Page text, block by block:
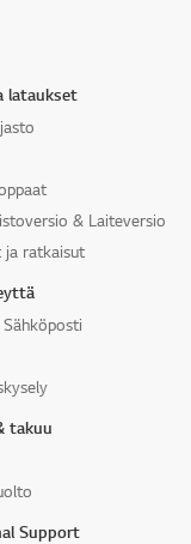
lataukset
& Laiteversio
ja ratkaisut
takuu
Support